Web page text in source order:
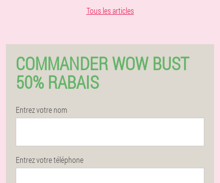
Tous les articles
COMMANDER WOW BUST
50% RABAIS
Entrez votre nom
Entrez votre téléphone